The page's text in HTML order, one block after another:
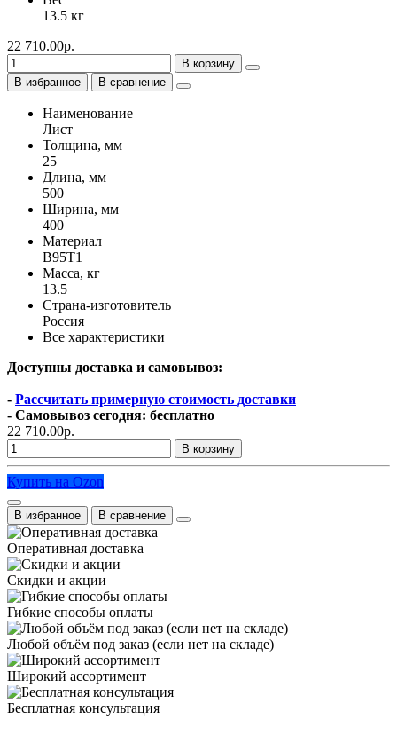
13.5 кг
22 710.00р.
В корзину
В избранное
В сравнение
Наименование
Лист
Толщина, мм
25
Длина, мм
500
Ширина, мм
400
Материал
В95Т1
Масса, кг
13.5
Страна-изготовитель
Россия
Все характеристики
Доступны доставка и самовывоз:
- Рассчитать примерную стоимость доставки
- Самовывоз сегодня: бесплатно
22 710.00р.
В корзину
Купить на Ozon
В избранное В сравнение
Оперативная доставка
Скидки и акции
Гибкие способы оплаты
Любой объём под заказ (если нет на складе)
Широкий ассортимент
Бесплатная консультация